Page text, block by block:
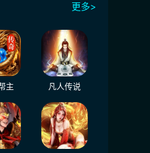
更多>
主 凡人传说